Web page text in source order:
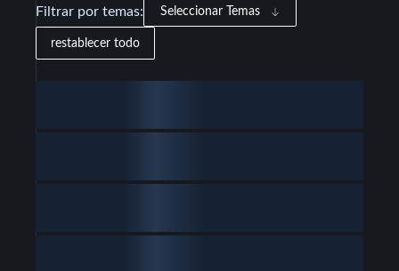
Filtrar por temas: Seleccionar Temas
restablecer todo